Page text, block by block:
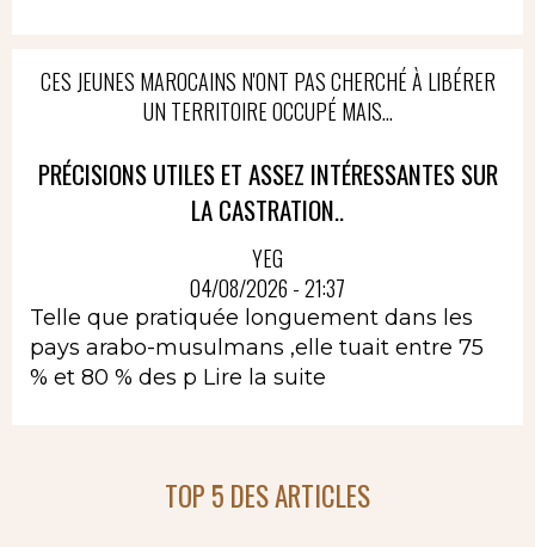
CES JEUNES MAROCAINS N'ONT PAS CHERCHÉ À LIBÉRER
UN TERRITOIRE OCCUPÉ MAIS...
PRÉCISIONS UTILES ET ASSEZ INTÉRESSANTES SUR
LA CASTRATION..
YEG
04/08/2026 - 21:37
Telle que pratiquée longuement dans les
pays arabo-musulmans ,elle tuait entre 75
% et 80 % des p Lire la suite
TOP 5 DES ARTICLES